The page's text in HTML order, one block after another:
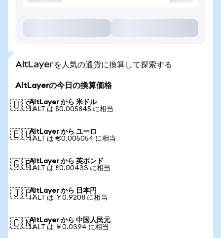
AltLayerを人気の通貨に換算して探索する
AltLayerの今日の換算価格
🇺🇸AltLayer から 米ドル
1 ALT は $0.005845 に相当
🇪🇺AltLayer から ユーロ
1 ALT は €0.005054 に相当
🇬🇧AltLayer から 英ポンド
1 ALT は £0.00433 に相当
🇯🇵AltLayer から 日本円
1 ALT は ￥0.9208 に相当
🇨🇳AltLayer から 中国人民元
1 ALT は ￥0.0394 に相当